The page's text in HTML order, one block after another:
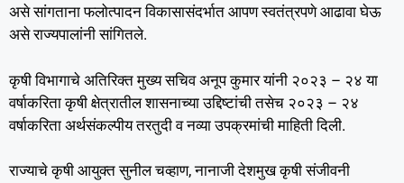
असे सांगताना फलोत्पादन विकासासंदर्भात आपण स्वतंत्रपणे आढावा घेऊ
असे राज्यपालांनी सांगितले.
कृषी विभागाचे अतिरिक्त मुख्य सचिव अनूप कुमार यांनी २०२३ – २४ या
वर्षाकरिता कृषी क्षेत्रातील शासनाच्या उद्दिष्टांची तसेच २०२३ – २४
वर्षाकरिता अर्थसंकल्पीय तरतुदी व नव्या उपक्रमांची माहिती दिली.
राज्याचे कृषी आयुक्त सुनील चव्हाण, नानाजी देशमुख कृषी संजीवनी